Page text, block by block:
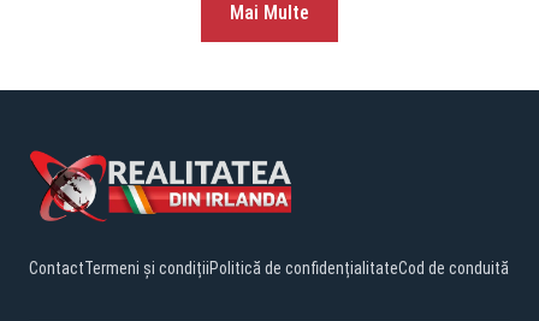
Mai Multe
ContactTermeni și condițiiPolitică de confidențialitateCod de conduită